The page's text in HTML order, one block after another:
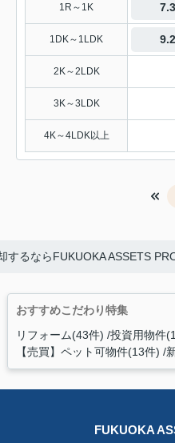
1R～1K
1DK～1LDK
2K～2LDK
3K～3LDK
4K～4LDK以上
するならFUKUOKA ASSETS
おすすめこだわり特集
リフォーム(43件) 投資用物件
【売買】ペット可物件(13件)
FUKUOKA